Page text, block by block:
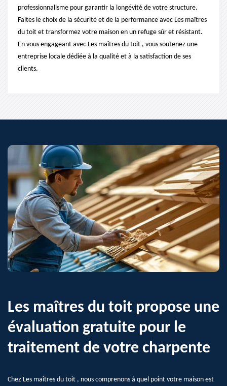
professionnalisme pour garantir la longévité de votre structure.
Faites le choix de la sécurité et de la performance avec Les maîtres
du toit et transformez votre maison en un refuge sûr et résistant.
En vous engageant avec Les maîtres du toit , vous soutenez une
entreprise locale dédiée à la qualité et à la satisfaction de ses
clients.
Les maîtres du toit propose une
évaluation gratuite pour le
traitement de votre charpente
Chez Les maîtres du toit , nous comprenons à quel point votre maison est